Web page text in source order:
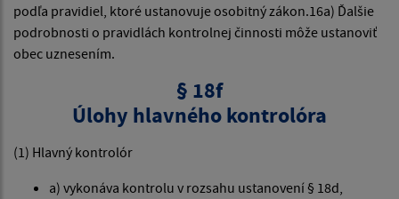
podľa pravidiel, ktoré ustanovuje osobitný zákon.16a) Ďalšie
podrobnosti o pravidlách kontrolnej činnosti môže ustanoviť
obec uznesením.
§ 18f
Úlohy hlavného kontrolóra
(1) Hlavný kontrolór
a) vykonáva kontrolu v rozsahu ustanovení § 18d,